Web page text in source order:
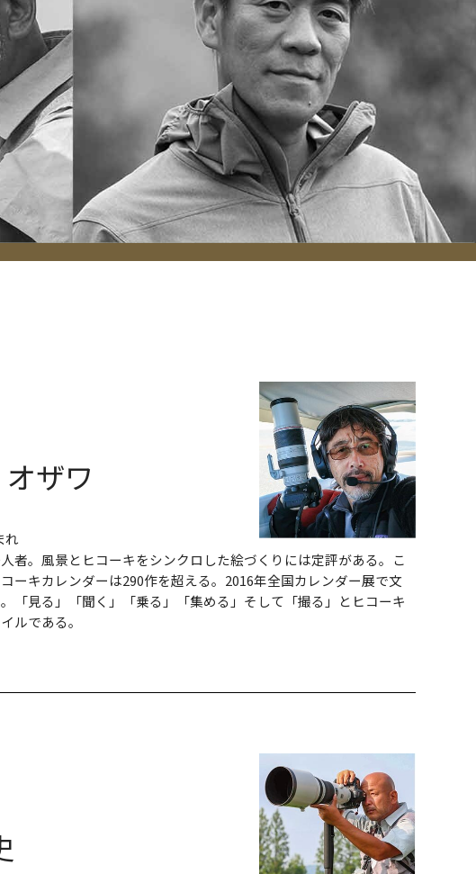
ザワ
れ
者。風景とヒコーキをシンクロした絵づくりには定評がある。こ
ーキカレンダーは290作を超える。2016年全国カレンダー展で文
「見る」「聞く」「乗る」「集める」そして「撮る」とヒコーキ
ルである。